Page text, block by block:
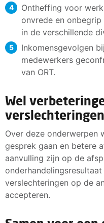
Ontheffing voor
onvrede en
in de verschillende
Inkomensgevolgen
medewerkers
van ORT.
Wel
verslechteringen
Over deze onderwerpen
gesprek gaan en betere
aanvulling zijn op de
verslechteringen op de
accepteren.